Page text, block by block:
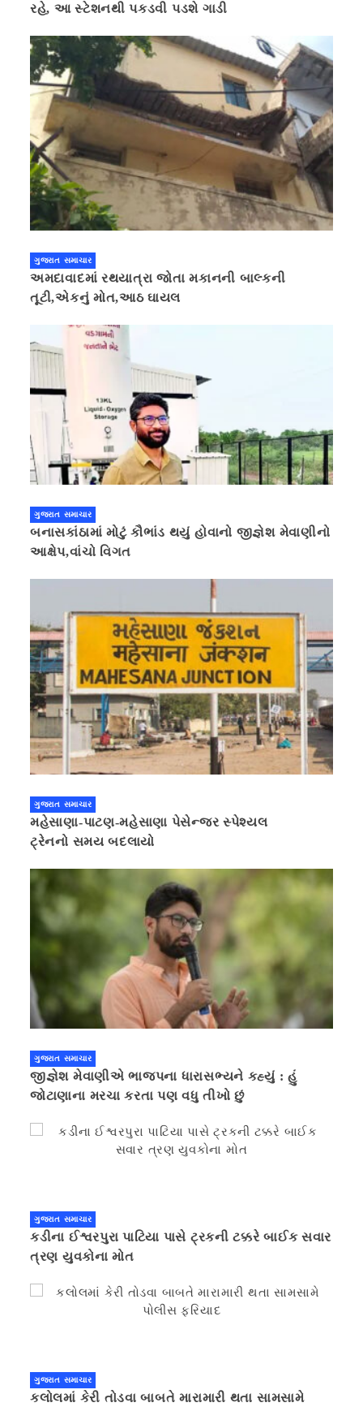
રહે, આ સ્ટેશનથી પકડવી પડશે ગાડી
ગુજરાત સમાચાર
અમદાવાદમાં રથયાત્રા જોતા મકાનની બાલ્કની
તૂટી,એકનું મોત,આઠ ઘાયલ
ગુજરાત સમાચાર
બનાસકાંઠામાં મોટું કૌભાંડ થયું હોવાનો જીજ્ઞેશ મેવાણીનો
આક્ષેપ,વાંચો વિગત
ગુજરાત સમાચાર
મહેસાણા-પાટણ-મહેસાણા પેસેન્જર સ્પેશ્યલ
ટ્રેનનો સમય બદલાયો
ગુજરાત સમાચાર
જીજ્ઞેશ મેવાણીએ ભાજપના ધારાસભ્યને કહ્યું : હું
જોટાણાના મરચા કરતા પણ વધુ તીખો છું
ગુજરાત સમાચાર
કડીના ઈશ્વરપુરા પાટિયા પાસે ટ્રકની ટક્કરે બાઈક સવાર
ત્રણ યુવકોના મોત
ગુજરાત સમાચાર
કલોલમાં કેરી તોડવા બાબતે મારામારી થતા સામસામે